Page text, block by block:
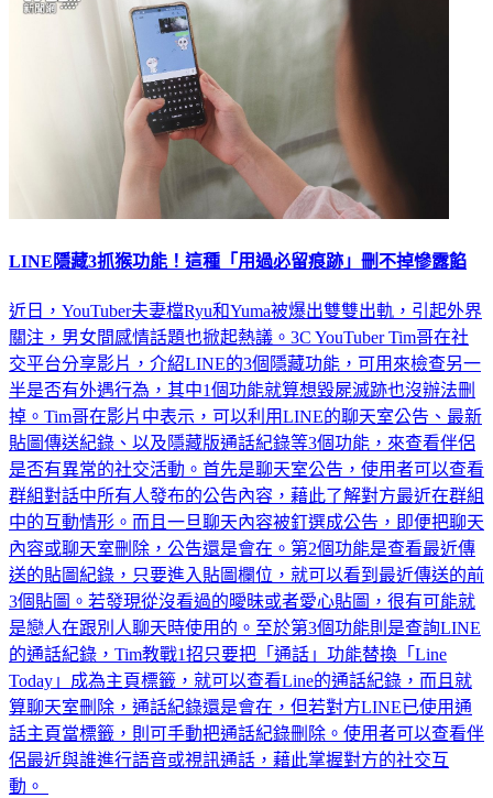
LINE隱藏3抓猴功能！這種「用過必留痕跡」刪不掉慘露餡
近日，YouTuber夫妻檔Ryu和Yuma被爆出雙雙出軌，引起外界
關注，男女間感情話題也掀起熱議。3C YouTuber Tim哥在社
交平台分享影片，介紹LINE的3個隱藏功能，可用來檢查另一
半是否有外遇行為，其中1個功能就算想毀屍滅跡也沒辦法刪
掉。Tim哥在影片中表示，可以利用LINE的聊天室公告、最新
貼圖傳送紀錄、以及隱藏版通話紀錄等3個功能，來查看伴侶
是否有異常的社交活動。首先是聊天室公告，使用者可以查看
群組對話中所有人發布的公告內容，藉此了解對方最近在群組
中的互動情形。而且一旦聊天內容被釘選成公告，即便把聊天
內容或聊天室刪除，公告還是會在。第2個功能是查看最近傳
送的貼圖紀錄，只要進入貼圖欄位，就可以看到最近傳送的前
3個貼圖。若發現從沒看過的曖昧或者愛心貼圖，很有可能就
是戀人在跟別人聊天時使用的。至於第3個功能則是查詢LINE
的通話紀錄，Tim教戰1招只要把「通話」功能替換「Line
Today」成為主頁標籤，就可以查看Line的通話紀錄，而且就
算聊天室刪除，通話紀錄還是會在，但若對方LINE已使用通
話主頁當標籤，則可手動把通話紀錄刪除。使用者可以查看伴
侶最近與誰進行語音或視訊通話，藉此掌握對方的社交互
動。